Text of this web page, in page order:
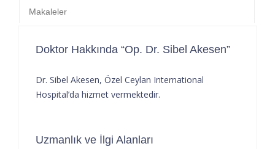
Makaleler
Doktor Hakkında “Op. Dr. Sibel Akesen”
Dr. Sibel Akesen, Özel Ceylan International
Hospital’da hizmet vermektedir.
Uzmanlık ve İlgi Alanları